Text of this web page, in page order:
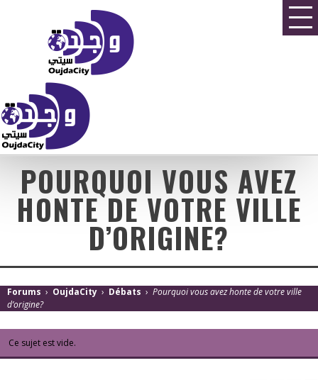
POURQUOI VOUS AVEZ
HONTE DE VOTRE VILLE
D’ORIGINE?
Forums › OujdaCity › Débats › Pourquoi vous avez honte de votre ville
d’origine?
Ce sujet est vide.